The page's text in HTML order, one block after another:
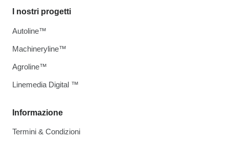
Informazione
Termini & Condizioni
I nostri progetti
Autoline™
Machineryline™
Agroline™
Linemedia Digital ™